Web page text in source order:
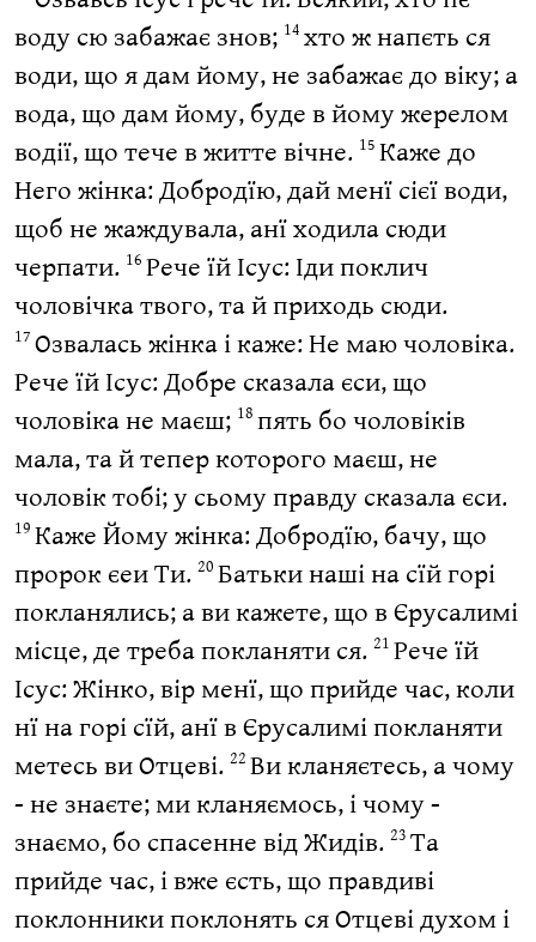
воду сю забажає знов; 14 хто ж напєть ся
води, що я дам йому, не забажає до віку; а
вода, що дам йому, буде в йому жерелом
водії, що тече в житте вічне. 15 Каже до
Него жінка: Добродїю, дай менї сієї води,
щоб не жаждувала, анї ходила сюди
черпати. 16 Рече їй Ісус: Іди поклич
чоловічка твого, та й приходь сюди.
17 Озвалась жінка і каже: Не маю чоловіка.
Рече їй Ісус: Добре сказала єси, що
чоловіка не маєш; 18 пять бо чоловіків
мала, та й тепер которого маєш, не
чоловік тобі; у сьому правду сказала єси.
19 Каже Йому жінка: Добродїю, бачу, що
пророк єеи Ти. 20 Батьки наші на сїй горі
покланялись; а ви кажете, що в Єрусалимі
місце, де треба покланяти ся. 21 Рече їй
Ісус: Жінко, вір менї, що прийде час, коли
нї на горі сїй, анї в Єрусалимі покланяти
метесь ви Отцеві. 22 Ви кланяєтесь, а чому
- не знаєте; ми кланяємось, і чому -
знаємо, бо спасенне від Жидів. 23 Та
прийде час, і вже єсть, що правдиві
поклонники поклонять ся Отцеві духом і